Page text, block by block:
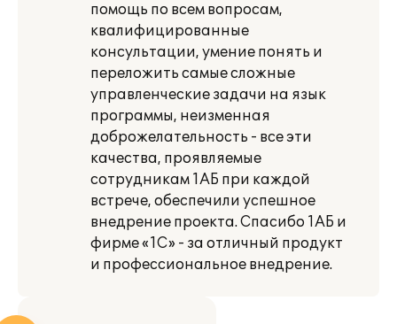
помощь по всем вопросам,
квалифицированные
консультации, умение понять и
переложить самые сложные
управленческие задачи на язык
программы, неизменная
доброжелательность - все эти
качества, проявляемые
сотрудникам 1АБ при каждой
встрече, обеспечили успешное
внедрение проекта. Спасибо 1АБ и
фирме «1C» - за отличный продукт
и профессиональное внедрение.